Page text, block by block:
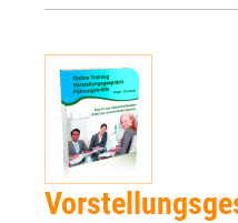
BERATUNG